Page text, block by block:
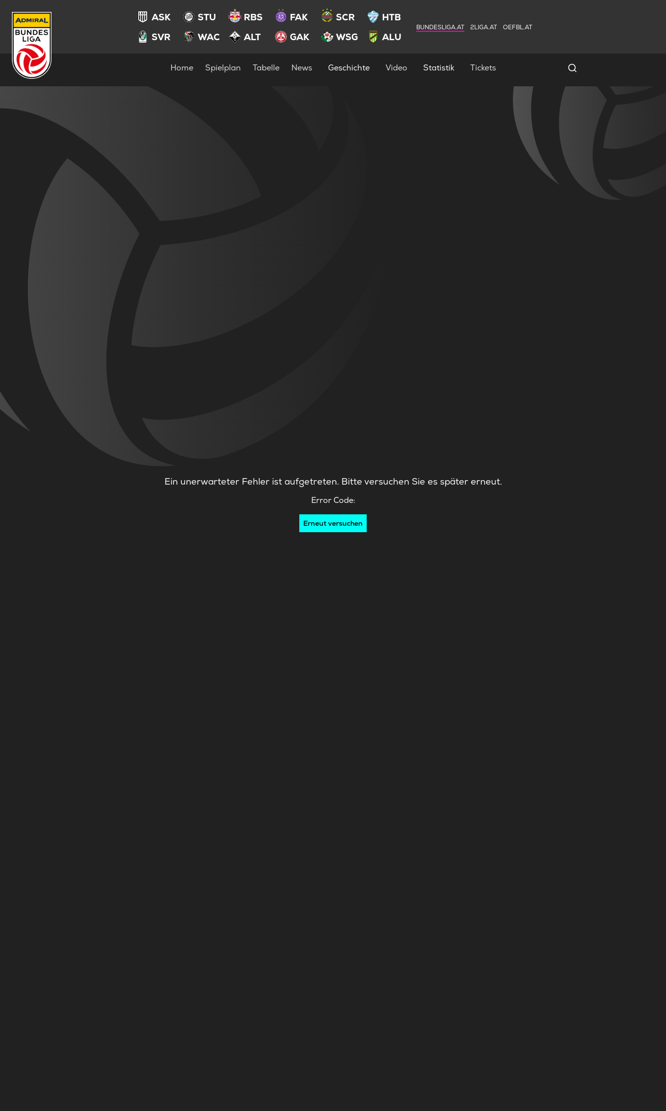
ASK STU RBS FAK SCR
HTB
SVR
WAC ALT GAK WSG ALU
BUNDESLIGA.AT 2LIGA.AT OEFBL.AT
Home Spielplan Tabelle News Geschichte Video Statistik Tickets Spielersuche
Ein unerwarteter Fehler ist aufgetreten. Bitte versuchen Sie es später erneut.
Error Code:
Erneut versuchen